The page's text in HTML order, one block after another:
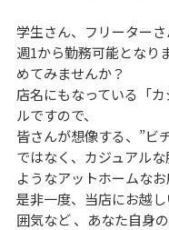
学生さん、フリーター
週1から勤務可能となり
めてみませんか？
店名にもなっている「
ルですので、
皆さんが想像する、”ビ
ではなく、カジュアル
ようなアットホームなお
是非一度、当店にお越
囲気など 、あなた自身